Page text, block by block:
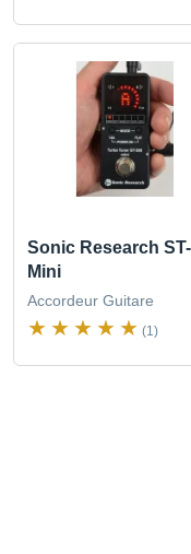
Sonic Research
Mini
Accordeur Guitare
(1)